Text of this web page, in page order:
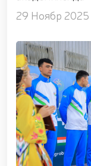
уруши
муаммо ва
29 Ноябр 2025